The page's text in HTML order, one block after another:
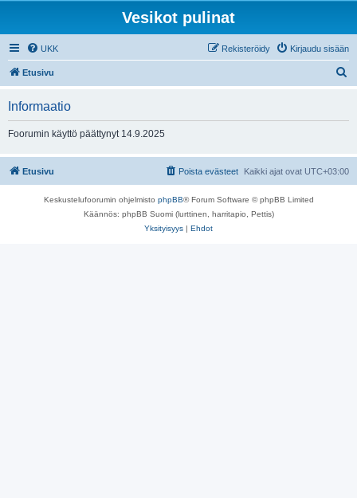
Vesikot pulinat
UKK Kirjaudu sisään
Rekisteröidy
Etusivu
Informaatio
Foorumin käyttö päättynyt 14.9.2025
Etusivu Kaikki ajat ovat UTC+03:00
Poista evästeet
Keskustelufoorumin ohjelmisto phpBB® Forum Software © phpBB Limited
Käännös: phpBB Suomi (lurttinen, harritapio, Pettis)
Yksityisyys | Ehdot